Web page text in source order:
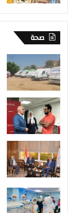
صحة